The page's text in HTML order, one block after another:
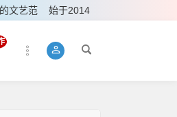
文艺范 始于2014